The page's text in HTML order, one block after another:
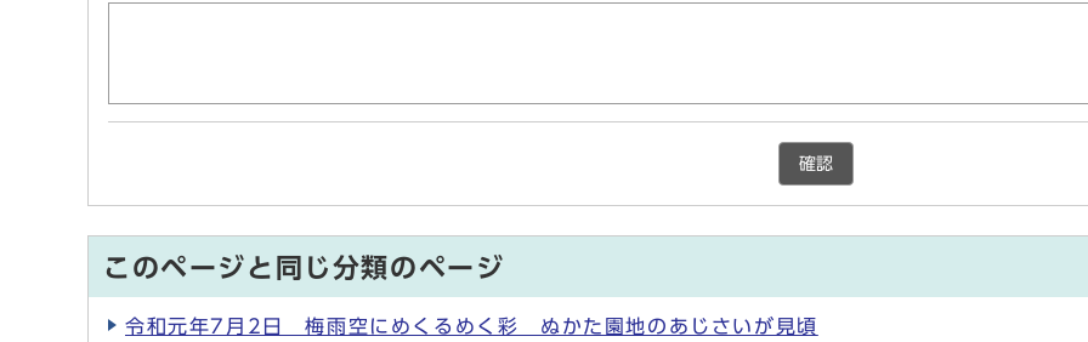
確認
このページと同じ分類のページ
令和元年7月2日 梅雨空にめくるめく彩 ぬかた園地のあじさいが見頃